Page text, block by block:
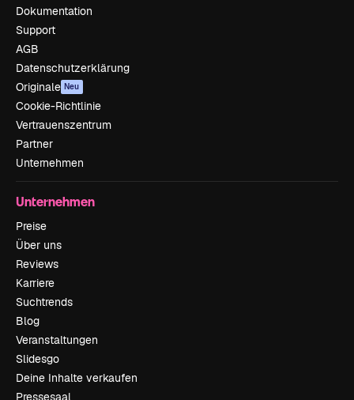
Dokumentation
Support
AGB
Datenschutzerklärung
Originale Neu
Cookie-Richtlinie
Vertrauenszentrum
Partner
Unternehmen
Unternehmen
Preise
Über uns
Reviews
Karriere
Suchtrends
Blog
Veranstaltungen
Slidesgo
Deine Inhalte verkaufen
Pressesaal